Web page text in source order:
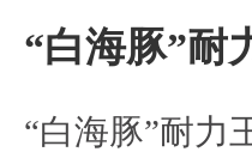
“白海豚”耐
“白海豚”耐力